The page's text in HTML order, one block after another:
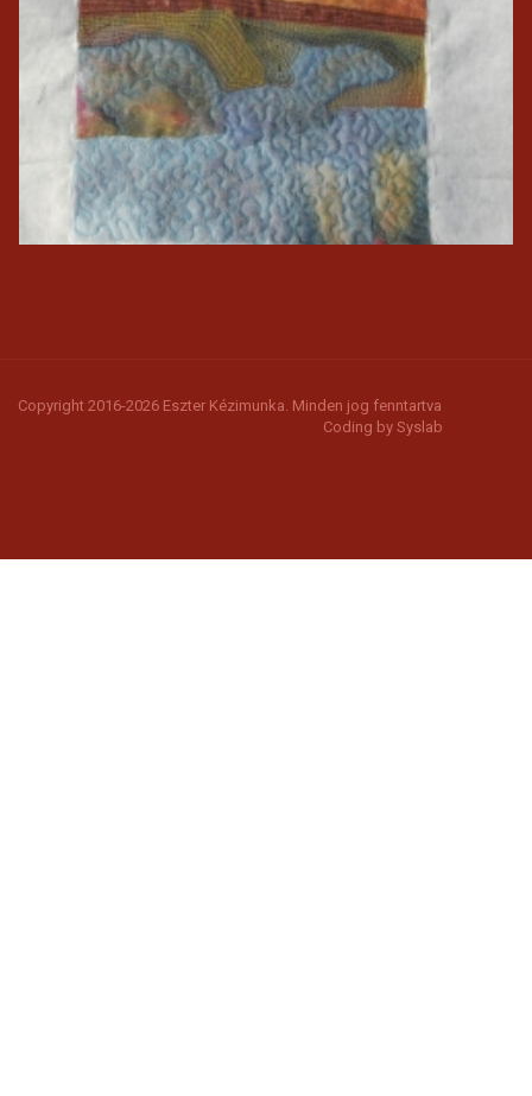
Copyright 2016-2026 Eszter Kézimunka. Minden jog fenntartva
Coding by Syslab